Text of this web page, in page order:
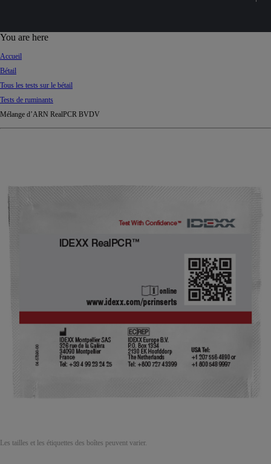
d
You are here
Accueil
Bétail
Tous les tests sur le bétail
Tests de ruminants
Mélange d’ARN RealPCR BVDV
Les tailles et les étiquettes des boîtes peuvent varier.